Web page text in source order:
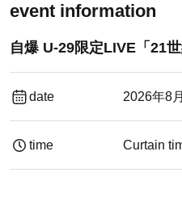
event information
自爆 U-29限定LIVE「21世
date 2026年8
time Curtain